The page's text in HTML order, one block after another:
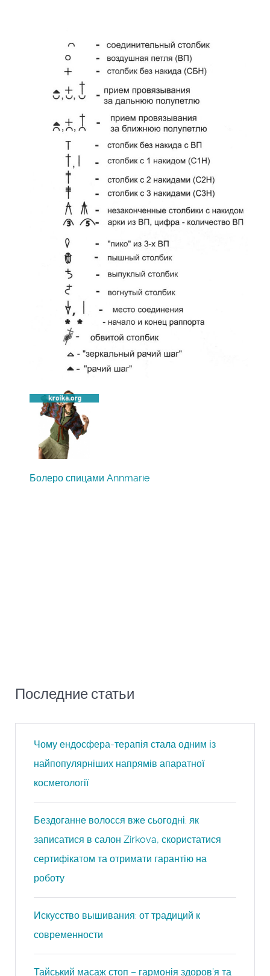
Болеро спицами Annmarie
Последние статьи
Чому ендосфера-терапія стала одним із
найпопулярніших напрямів апаратної
косметології
Бездоганне волосся вже сьогодні: як
записатися в салон Zirkova, скористатися
сертифікатом та отримати гарантію на
роботу
Искусство вышивания: от традиций к
современности
Тайський масаж стоп – гармонія здоров’я та